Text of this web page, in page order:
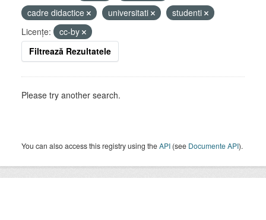
cadre didactice
universitati
studenti
Licenţe:
cc-by
Filtrează Rezultatele
Please try another search.
You can also access this registry using theAPI (see Documente API).